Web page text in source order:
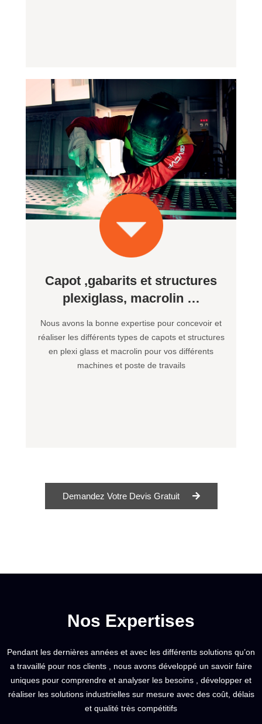
Capot ,gabarits et structures
plexiglass, macrolin …
Nous avons la bonne expertise pour concevoir et
réaliser les différents types de capots et structures
en plexi glass et macrolin pour vos différents
machines et poste de travails
Demandez Votre Devis Gratuit
Nos Expertises
Pendant les dernières années et avec les différents solutions qu’on
a travaillé pour nos clients , nous avons développé un savoir faire
uniques pour comprendre et analyser les besoins , développer et
réaliser les solutions industrielles sur mesure avec des coût, délais
et qualité très compétitifs